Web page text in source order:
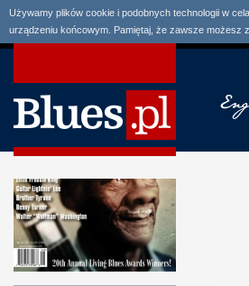
Używamy plików cookie i podobnych technologii w
urządzeniu końcowym. Pamiętaj, że zawsze możesz